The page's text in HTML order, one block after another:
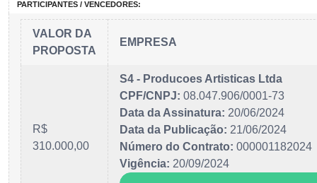
PARTICIPANTES / VENCEDORES:
VALOR DA
PROPOSTA
EMPRESA
R$
310.000,00
S4 - Producoes Artisticas Ltda
CPF/CNPJ: 08.047.906/0001-73
Data da Assinatura: 20/06/2024
Data da Publicação: 21/06/2024
Número do Contrato: 000001182024
Vigência: 20/09/2024